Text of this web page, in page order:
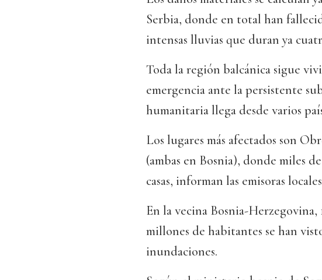
Serbia, donde en total han
intensas lluvias que duran ya
Toda la región balcánica sigue
emergencia ante la persistente
humanitaria llega desde varios
Los lugares más afectados son
(ambas en Bosnia), donde miles
casas, informan las emisoras
En la vecina Bosnia-Herzegovina,
millones de habitantes se han
inundaciones.